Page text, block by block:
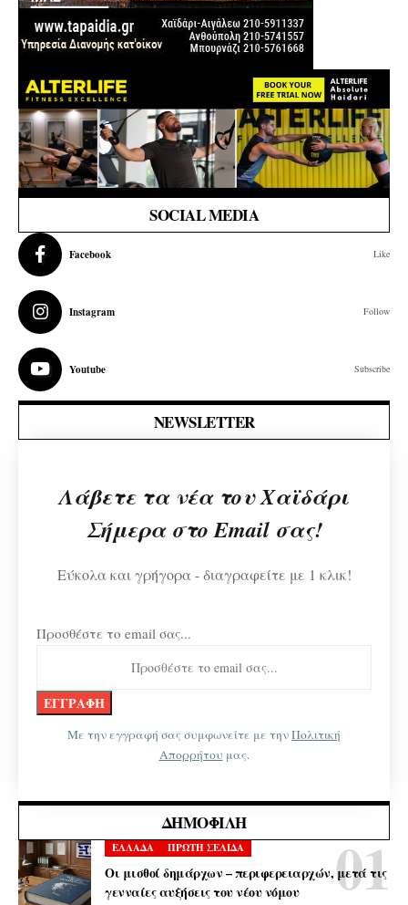
SOCIAL MEDIA
Facebook Like
Instagram Follow
Youtube Subscribe
NEWSLETTER
Λάβετε τα νέα του Χαϊδάρι
Σήμερα στο Email σας!
Εύκολα και γρήγορα - διαγραφείτε με 1 κλικ!
Προσθέστε το email σας...
Με την εγγραφή σας συμφωνείτε με τηνΠολιτική
Απορρήτου μας.
ΔΗΜΟΦΙΛΉ
ΕΛΛΑΔΑ ΠΡΩΤΗ ΣΕΛΙΔΑ
Οι μισθοί δημάρχων – περιφερειαρχών, μετά τις
γενναίες αυξήσεις του νέου νόμου